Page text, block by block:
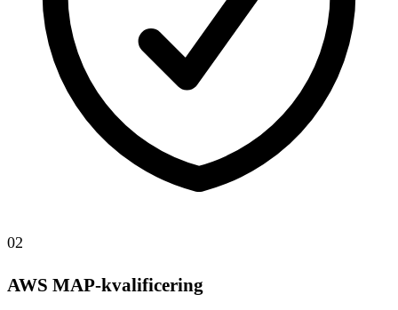
02
AWS MAP-kvalificering